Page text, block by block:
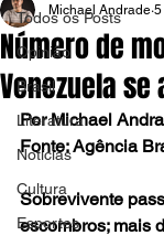
Todos os Posts
Opinião
Brasil
Literatura
Notícias
Cultura
Esportes
Número de
Venezuela
Michael Andrade 5
Por Michael
Fonte: Agência
Sobrevivente
escombros; mais